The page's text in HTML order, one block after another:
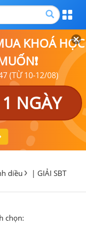
KHOÁ HỌC
(TỪ 10-12/08)
NGÀY
diều | GIẢI SBT
chọn: